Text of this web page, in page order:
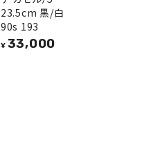
23.5cm 黒/白
90s 193
¥ 33,000